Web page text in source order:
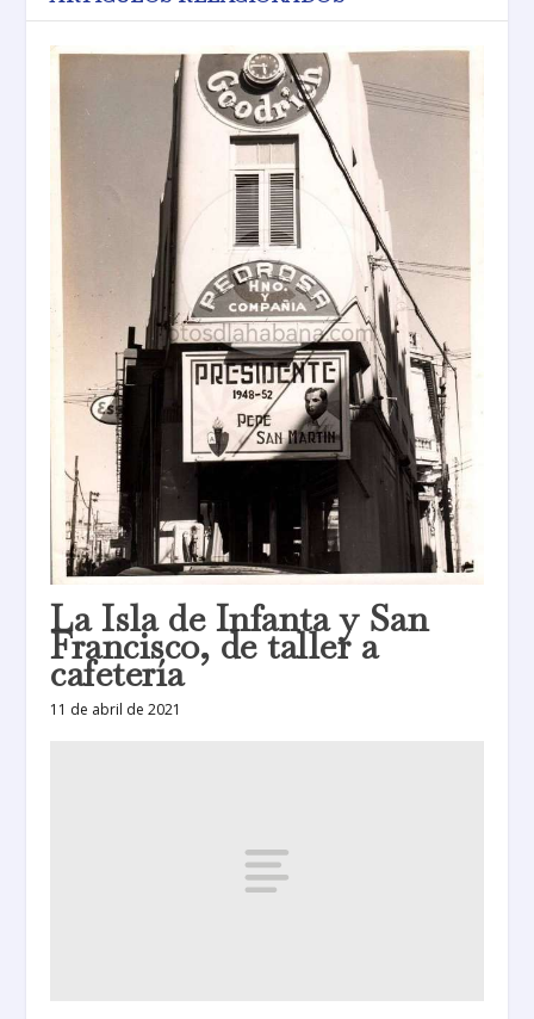
La Isla de Infanta y San
Francisco, de taller a
cafetería
11 de abril de 2021